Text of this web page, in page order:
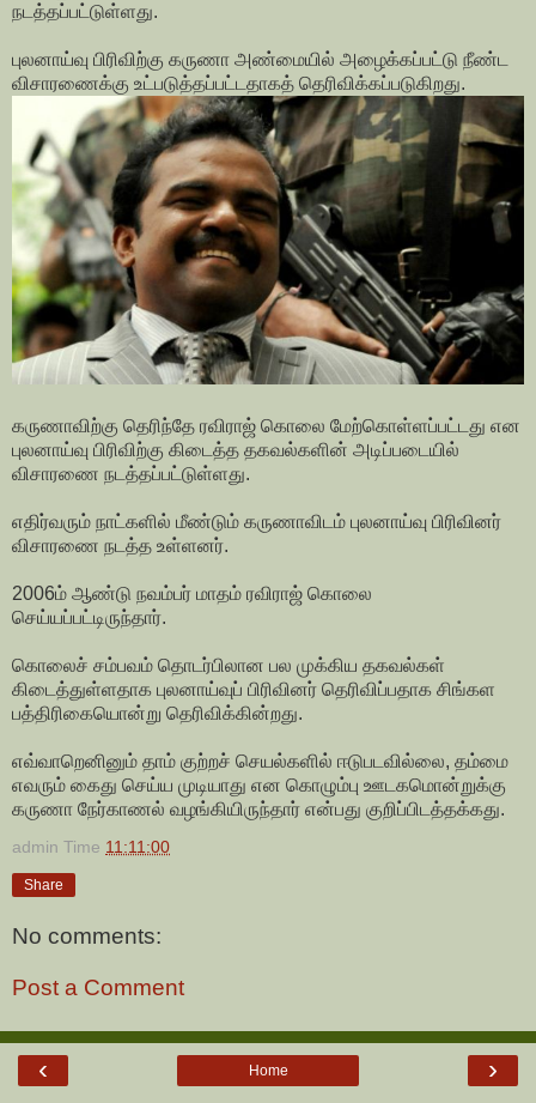
நடத்தப்பட்டுள்ளது.
புலனாய்வு பிரிவிற்கு கருணா அண்மையில் அழைக்கப்பட்டு நீண்ட
விசாரணைக்கு உட்படுத்தப்பட்டதாகத் தெரிவிக்கப்படுகிறது.
கருணாவிற்கு தெரிந்தே ரவிராஜ் கொலை மேற்கொள்ளப்பட்டது என
புலனாய்வு பிரிவிற்கு கிடைத்த தகவல்களின் அடிப்படையில்
விசாரணை நடத்தப்பட்டுள்ளது.
எதிர்வரும் நாட்களில் மீண்டும் கருணாவிடம் புலனாய்வு பிரிவினர்
விசாரணை நடத்த உள்ளனர்.
2006ம் ஆண்டு நவம்பர் மாதம் ரவிராஜ் கொலை
செய்யப்பட்டிருந்தார்.
கொலைச் சம்பவம் தொடர்பிலான பல முக்கிய தகவல்கள்
கிடைத்துள்ளதாக புலனாய்வுப் பிரிவினர் தெரிவிப்பதாக சிங்கள
பத்திரிகையொன்று தெரிவிக்கின்றது.
எவ்வாறெனினும் தாம் குற்றச் செயல்களில் ஈடுபடவில்லை, தம்மை
எவரும் கைது செய்ய முடியாது என கொழும்பு ஊடகமொன்றுக்கு
கருணா நேர்காணல் வழங்கியிருந்தார் என்பது குறிப்பிடத்தக்கது.
admin Time 11:11:00
Share
No comments:
Post a Comment
‹ ›
Home